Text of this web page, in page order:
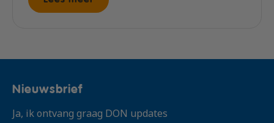
Nieuwsbrief
Ja, ik ontvang graag DON updates